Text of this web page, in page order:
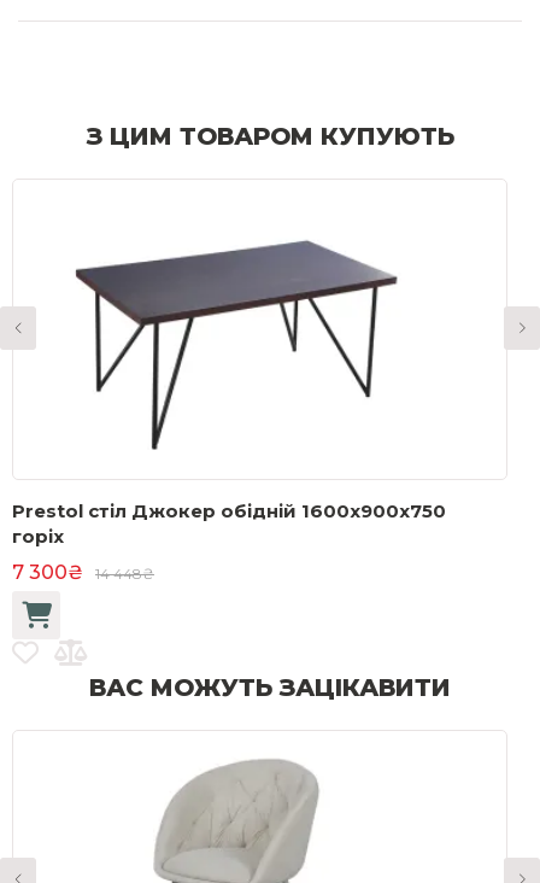
З ЦИМ ТОВАРОМ КУПУЮТЬ
Prestol стіл Джокер обідній 1600x900x750
горіх
7 300₴
14 448₴
ВАС МОЖУТЬ ЗАЦІКАВИТИ